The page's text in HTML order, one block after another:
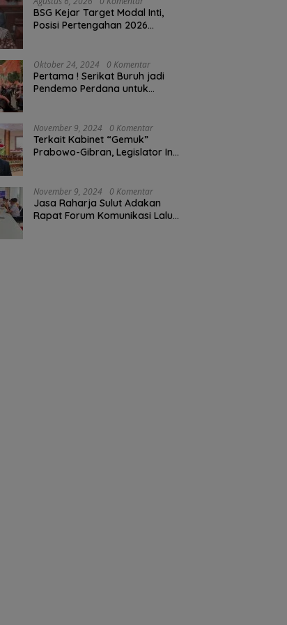
BSG Kejar Target Modal Inti,
Posisi Pertengahan 2026
Oktober 24, 2024 0 Komentar
Pertama ! Serikat Buruh jadi
Pendemo Perdana untuk
November 9, 2024 0 Komentar
Terkait Kabinet “Gemuk”
Prabowo-Gibran, Legislator Ini
November 9, 2024 0 Komentar
Jasa Raharja Sulut Adakan
Rapat Forum Komunikasi Lalu